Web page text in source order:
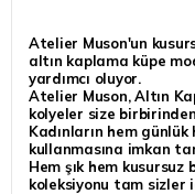
Atelier Muson'un
altın kaplama küpe
yardımcı oluyor.
Atelier Muson, Altın
kolyeler size
Kadınların hem
kullanmasına imkan
Hem şık hem
koleksiyonu tam sizler